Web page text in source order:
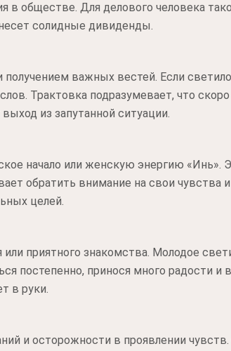
в обществе. Для делового человека
солидные дивиденды.
важных вестей. Если
Трактовка подразумевает, что
из запутанной ситуации.
начало или женскую энергию «Инь».
обратить внимание на свои чувства
целей.
приятного знакомства. Молодое
постепенно, принося много радости и
в руки.
и осторожности в проявлении